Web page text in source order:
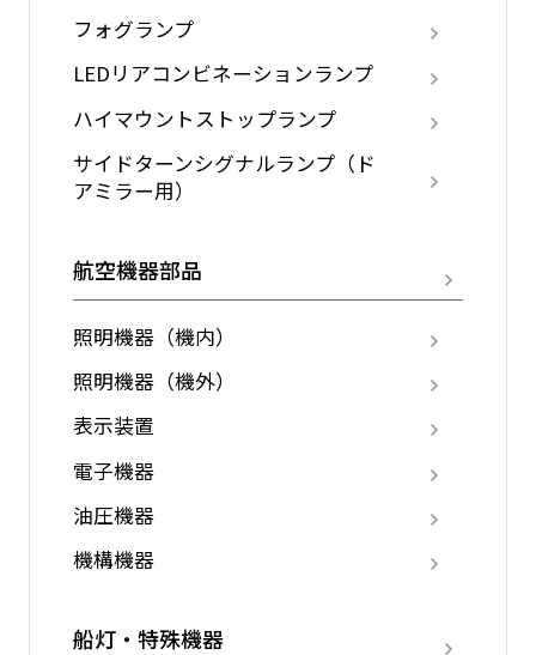
フォグランプ
LEDリアコンビネーションランプ
ハイマウントストップランプ
サイドターンシグナルランプ（ド
アミラー用）
航空機器部品
照明機器（機内）
照明機器（機外）
表示装置
電子機器
油圧機器
機構機器
船灯・特殊機器